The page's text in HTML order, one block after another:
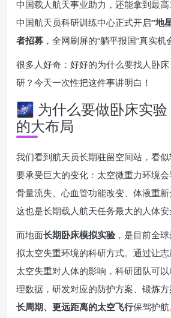
中国载人航天事业助力，还能拿到最高
中国航天员科研训练中心正式开启“地
者招募 ，全网刷屏的“躺平报国”真实机
很多人好奇：好好的为什么要找人卧
研？今天一次性把这件事讲明白！
🌌 为什么要做卧床实验
的大布局
我们看到航天员长期驻留空间站，看
要承受巨大的变化：太空微重力环境会
骨量流失、心血管功能改变、体液重新
这也是长期载人航天任务最大的人体安
而地面长期卧床模拟实验，是目前全
拟太空失重环境的科研方式。通过让
太空失重对人体的影响，科研团队可
理数据，研发对应的防护方案、锻炼
长周期、更远距离的太空飞行保驾护航